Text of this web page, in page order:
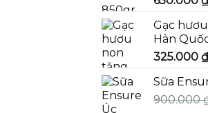
Gạc
Hàn
325.000 ₫
Sữa
900.000